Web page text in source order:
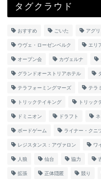
タグクラウド
おすすめ ごいた アグリ
ウヴェ・ローゼンベルク エリ
オープン会 カヴェルナ
グランドオーストリアホテル
テラフォーミングマーズ テラ
トリックテイキング トリック
ドミニオン ドラフト
ボードゲーム ライナー・クニ
レジスタンス：アヴァロン ワ
人狼 仙台 協力
拡張 正体隠匿 競り